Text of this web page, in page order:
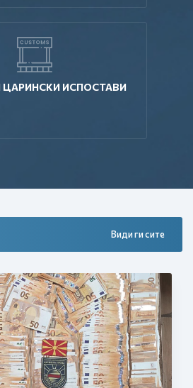
ЦАРИНСКИ ИСПОСТАВИ
Види ги сите